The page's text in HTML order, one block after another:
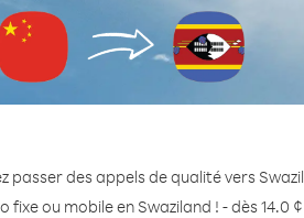
passer des appels de qualité vers
fixe ou mobile en Swaziland ! - dès 14.0